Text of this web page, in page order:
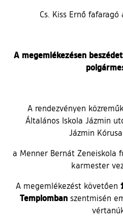
Cs. Kiss Ernő
A megemlékezésen
A rendezvényen
Általános Iskola Jázmin
Jázmin
a Menner Bernát Zeneiskola
karmester
A megemlékezést követően
Templombanszentmisén